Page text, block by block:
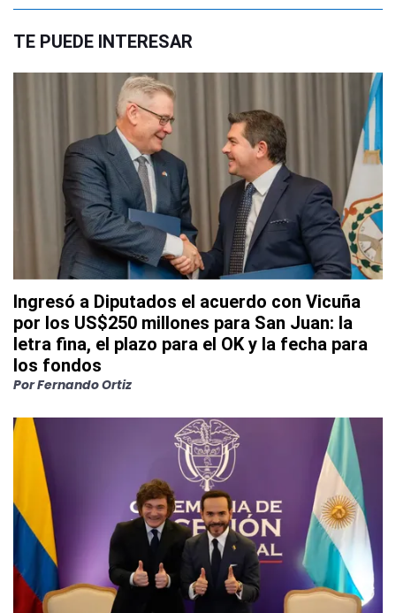
TE PUEDE INTERESAR
Ingresó a Diputados el acuerdo con Vicuña
por los US$250 millones para San Juan: la
letra fina, el plazo para el OK y la fecha para
los fondos
PorFernando Ortiz